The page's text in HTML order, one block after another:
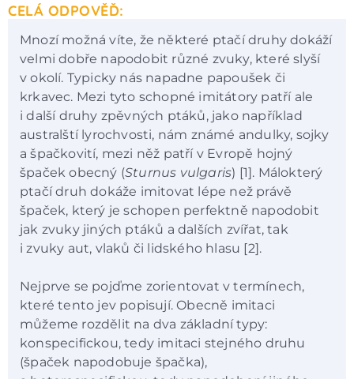
CELÁ ODPOVĚĎ:
Mnozí možná víte, že některé ptačí druhy dokáží
velmi dobře napodobit různé zvuky, které slyší
v okolí. Typicky nás napadne papoušek či
krkavec. Mezi tyto schopné imitátory patří ale
i další druhy zpěvných ptáků, jako například
australští lyrochvosti, nám známé andulky, sojky
a špačkovití, mezi něž patří v Evropě hojný
špaček obecný (Sturnus vulgaris) [1]. Málokterý
ptačí druh dokáže imitovat lépe než právě
špaček, který je schopen perfektně napodobit
jak zvuky jiných ptáků a dalších zvířat, tak
i zvuky aut, vlaků či lidského hlasu [2].
Nejprve se pojďme zorientovat v termínech,
které tento jev popisují. Obecně imitaci
můžeme rozdělit na dva základní typy:
konspecifickou, tedy imitaci stejného druhu
(špaček napodobuje špačka),